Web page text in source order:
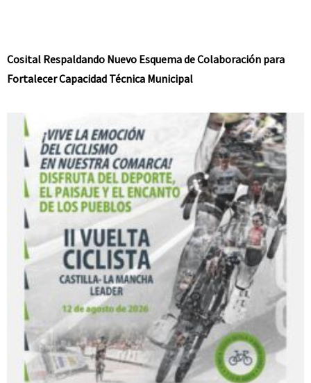
Cosital Respaldando Nuevo Esquema de Colaboración para
Fortalecer Capacidad Técnica Municipal